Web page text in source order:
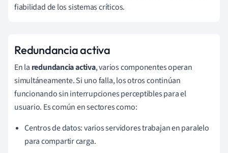
fiabilidad de los sistemas críticos.
Redundancia activa
En la redundancia activa, varios componentes operan
simultáneamente. Si uno falla, los otros continúan
funcionando sin interrupciones perceptibles para el
usuario. Es común en sectores como:
Centros de datos: varios servidores trabajan en paralelo
para compartir carga.